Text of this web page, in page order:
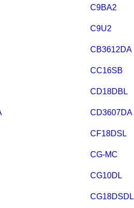
C9BA2
C9U2
CB3612DA
CC16SB
CD18DBL
CD3607DA
CF18DSL
CG-MC
CG10DL
CG18DSDL